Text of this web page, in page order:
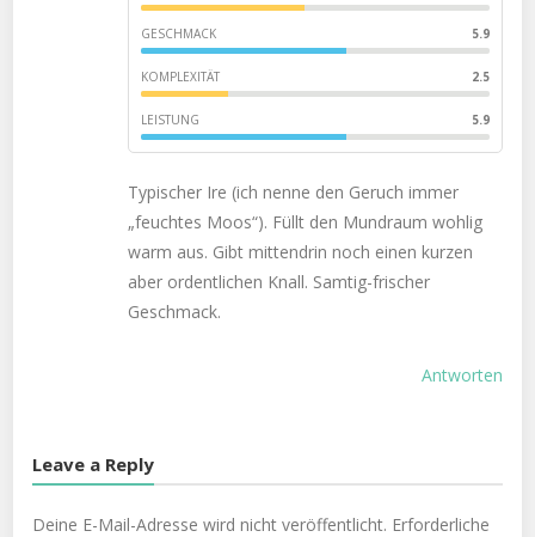
GESCHMACK 5.9
KOMPLEXITÄT 2.5
LEISTUNG 5.9
Typischer Ire (ich nenne den Geruch immer
„feuchtes Moos“). Füllt den Mundraum wohlig
warm aus. Gibt mittendrin noch einen kurzen
aber ordentlichen Knall. Samtig-frischer
Geschmack.
Antworten
Leave a Reply
Deine E-Mail-Adresse wird nicht veröffentlicht. Erforderliche